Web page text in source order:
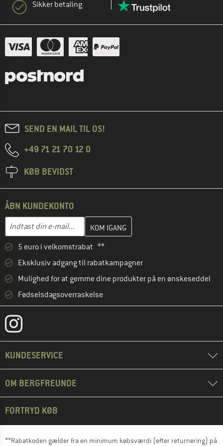
Sikker betaling
SEND EN MAIL TIL OS!
+49 71 21 70 12 0
KØB BEVIDST
ÅBN KUNDEKONTO
E-mail-adresse
Indtast din e-mailadresse her, og opret i næste trin din
5 euro i velkomstrabat **
Eksklusiv adgang til rabatkampagner
Mulighed for at gemme dine produkter på en ønskeseddel
Fødselsdagsoverraskelse
KUNDESERVICE
OM BERGFREUNDE
FORTRYD KØB
**Rabatkoden gælder fra en minimum købsværdi (efter returnering) på